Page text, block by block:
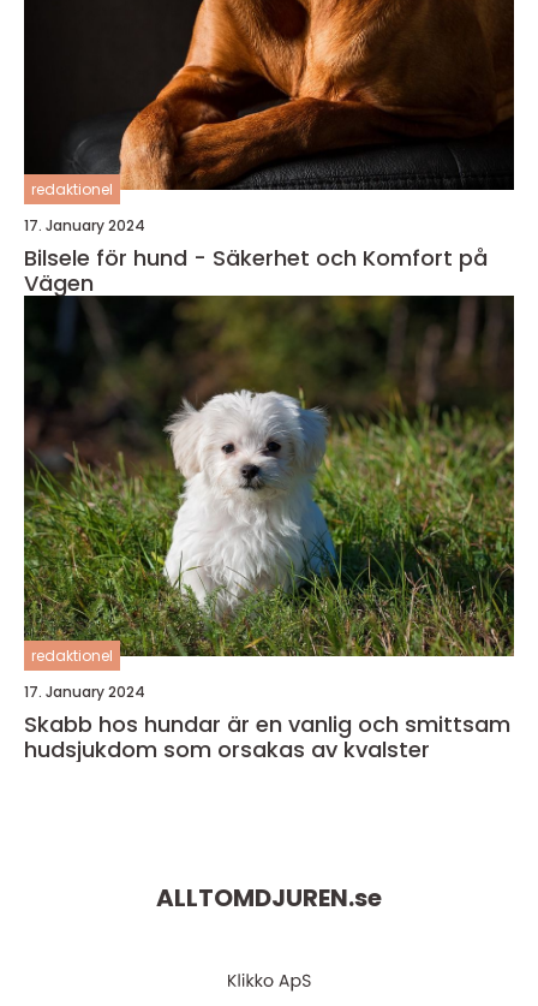
redaktionel
17. January 2024
Bilsele för hund - Säkerhet och Komfort på
Vägen
redaktionel
17. January 2024
Skabb hos hundar är en vanlig och smittsam
hudsjukdom som orsakas av kvalster
ALLTOMDJUREN.se